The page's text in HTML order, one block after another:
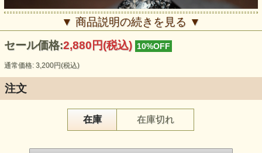
▼ 商品説明の続きを見る ▼
セール価格:2,880円(税込) 10%OFF
通常価格: 3,200円(税込)
注文
在庫 在庫切れ